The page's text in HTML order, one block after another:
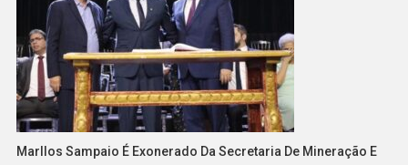
Marllos Sampaio É Exonerado Da Secretaria De Mineração E